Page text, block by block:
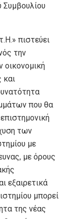
πιστεύει
την
οικονομική
και
που θα
των
με
με όρους
εξαιρετικά
μπορεί
της νέας